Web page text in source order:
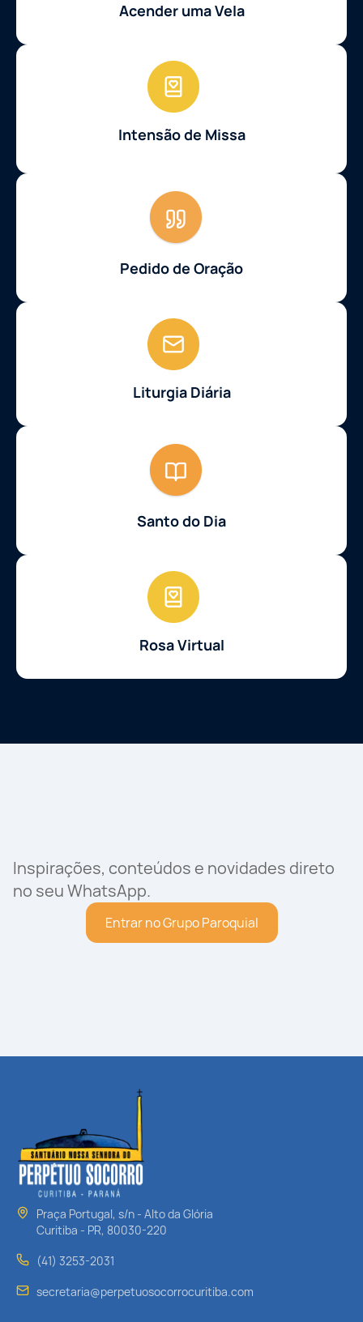
Acender uma Vela
Intensão de Missa
Pedido de Oração
Liturgia Diária
Santo do Dia
Rosa Virtual
Inspirações, conteúdos e novidades direto
no seu WhatsApp.
Entrar no Grupo Paroquial
Praça Portugal, s/n - Alto da Glória
Curitiba - PR, 80030-220
(41) 3253-2031
secretaria@perpetuosocorrocuritiba.com